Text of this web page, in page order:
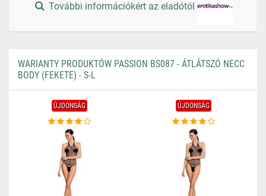
További információkért az eladótól
WARIANTY PRODUKTÓW PASSION BS087 - ÁTLÁTSZÓ NECC
BODY (FEKETE) - S-L
ÚJDONSÁG ÚJDONSÁG